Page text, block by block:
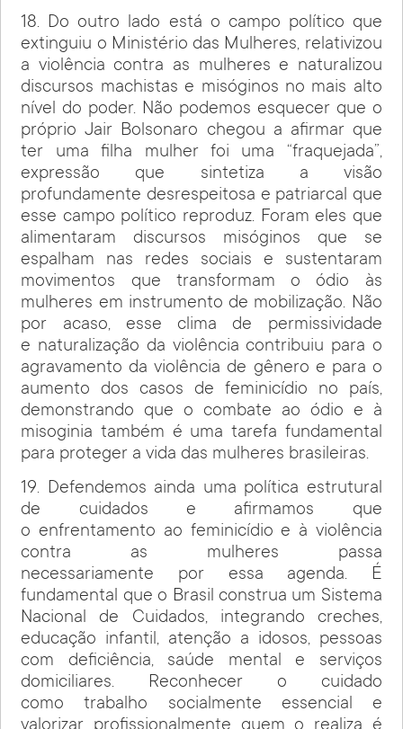
18. Do outro lado está o campo político que
extinguiu o Ministério das Mulheres, relativizou
a violência contra as mulheres e naturalizou
discursos machistas e misóginos no mais alto
nível do poder. Não podemos esquecer que o
próprio Jair Bolsonaro chegou a afirmar que
ter uma filha mulher foi uma “fraquejada”,
expressão que sintetiza a visão
profundamente desrespeitosa e patriarcal que
esse campo político reproduz. Foram eles que
alimentaram discursos misóginos que se
espalham nas redes sociais e sustentaram
movimentos que transformam o ódio às
mulheres em instrumento de mobilização. Não
por acaso, esse clima de permissividade
e naturalização da violência contribuiu para o
agravamento da violência de gênero e para o
aumento dos casos de feminicídio no país,
demonstrando que o combate ao ódio e à
misoginia também é uma tarefa fundamental
para proteger a vida das mulheres brasileiras.
19. Defendemos ainda uma política estrutural
de cuidados e afirmamos que
o enfrentamento ao feminicídio e à violência
contra as mulheres passa
necessariamente por essa agenda. É
fundamental que o Brasil construa um Sistema
Nacional de Cuidados, integrando creches,
educação infantil, atenção a idosos, pessoas
com deficiência, saúde mental e serviços
domiciliares. Reconhecer o cuidado
como trabalho socialmente essencial e